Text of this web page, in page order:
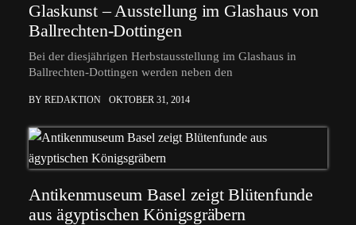
Glaskunst – Ausstellung im Glashaus von
Ballrechten-Dottingen
Bei der diesjährigen Herbstausstellung im Glashaus in
Ballrechten-Dottingen werden neben den
BY REDAKTION OKTOBER 31, 2014
Antikenmuseum Basel zeigt Blütenfunde
aus ägyptischen Königsgräbern